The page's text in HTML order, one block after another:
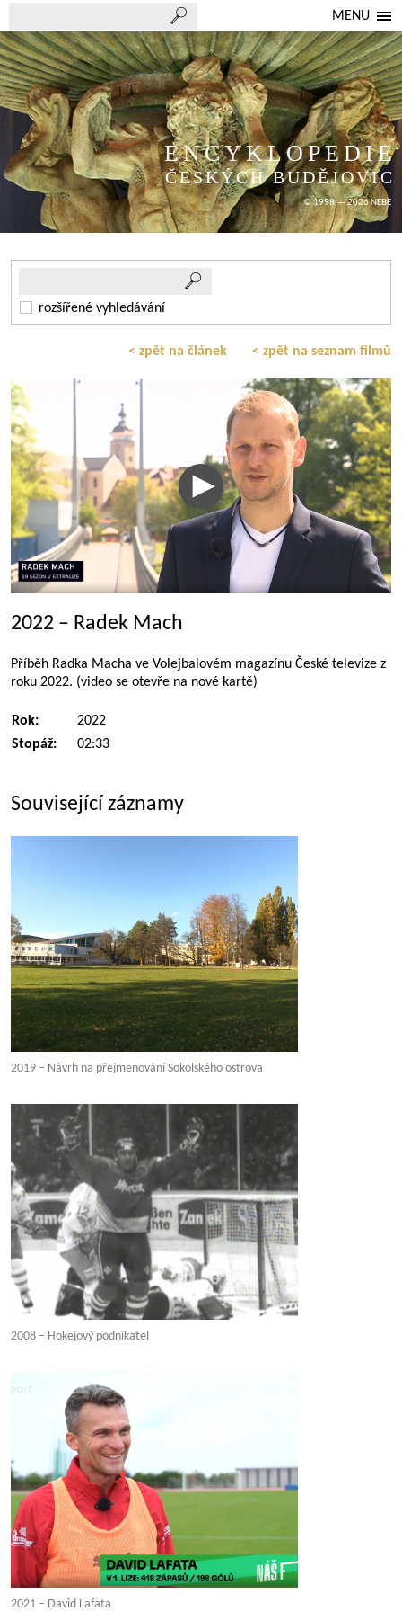
MENU
ENCYKLOPEDIE
ČESKÝCH BUDĚJOVIC
© 1998 — 2026 NEBE
rozšířené vyhledávání
< zpět na článek < zpět na seznam filmů
2022 – Radek Mach
Příběh Radka Macha ve Volejbalovém magazínu České televize z
roku 2022. (video se otevře na nové kartě)
Rok:
2022
Stopáž:
02:33
Související záznamy
2019 – Návrh na přejmenování Sokolského ostrova
2008 – Hokejový podnikatel
2021 – David Lafata